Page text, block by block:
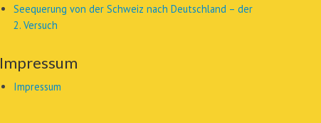
Seequerung von der Schweiz nach Deutschland – der
2. Versuch
Impressum
Impressum